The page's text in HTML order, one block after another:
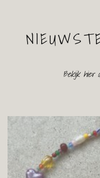
Bekijk hier